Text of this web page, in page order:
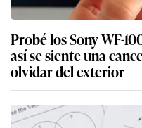
Probé los Sony WF-
así se siente una
olvidar del exterior